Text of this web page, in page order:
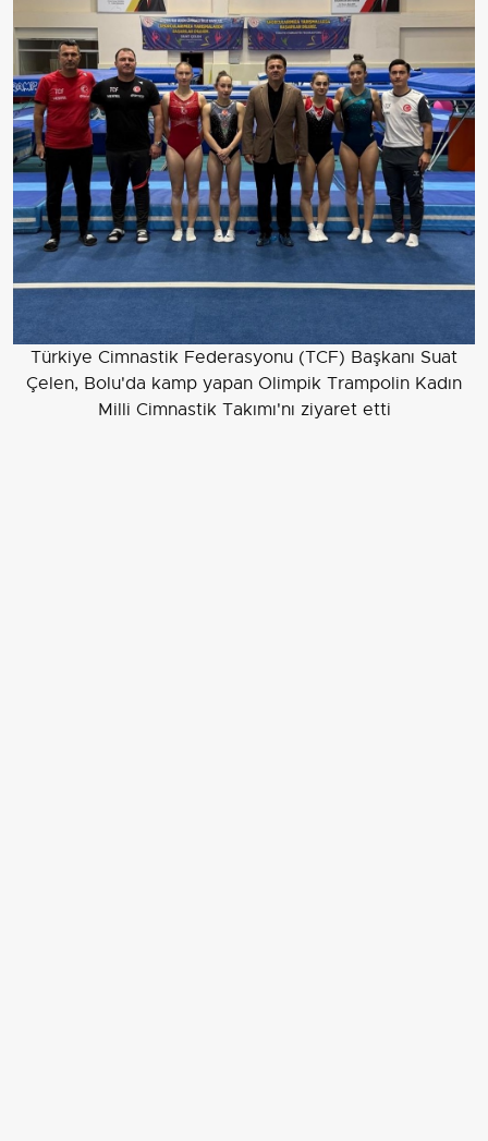
Türkiye Cimnastik Federasyonu (TCF) Başkanı Suat
Çelen, Bolu'da kamp yapan Olimpik Trampolin Kadın
Milli Cimnastik Takımı'nı ziyaret etti